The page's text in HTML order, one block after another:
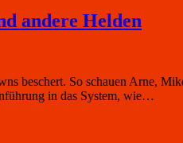
andere Helden
beschert. So schauen Arne,
in das System, wie…